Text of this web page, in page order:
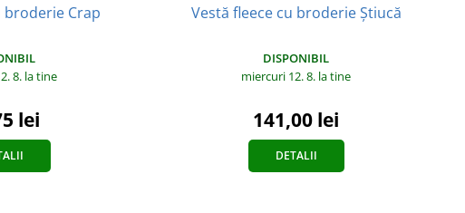
broderie Crap
8. la tine
lei
Vestă fleece cu broderie Știucă
DISPONIBIL
miercuri 12. 8. la tine
141,00 lei
DETALII